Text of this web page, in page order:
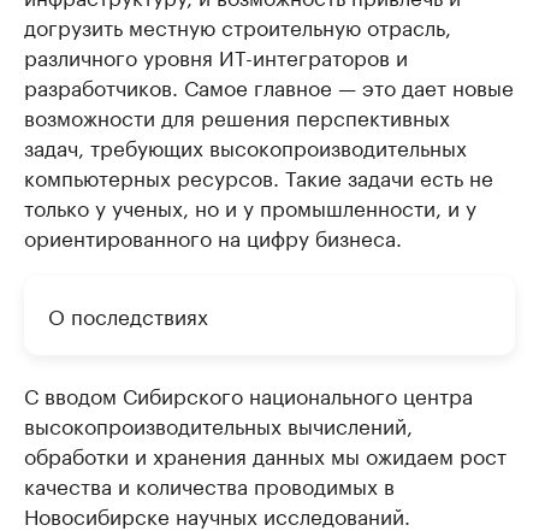
догрузить местную строительную отрасль,
различного уровня ИТ-интеграторов и
разработчиков. Самое главное — это дает новые
возможности для решения перспективных
задач, требующих высокопроизводительных
компьютерных ресурсов. Такие задачи есть не
только у ученых, но и у промышленности, и у
ориентированного на цифру бизнеса.
О последствиях
С вводом Сибирского национального центра
высокопроизводительных вычислений,
обработки и хранения данных мы ожидаем рост
качества и количества проводимых в
Новосибирске научных исследований.